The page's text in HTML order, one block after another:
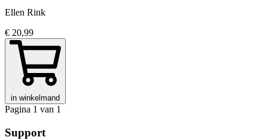
Ellen Rink
€ 20,99
in winkelmand
Pagina 1 van 1
Support